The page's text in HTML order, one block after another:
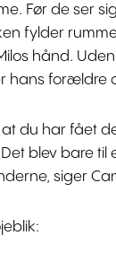
Før de ser
fylder
hånd.
hans forældre
du har fået
blev bare til
siger